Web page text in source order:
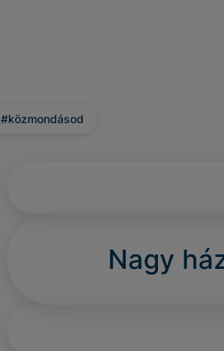
#közmondásod
Nagy